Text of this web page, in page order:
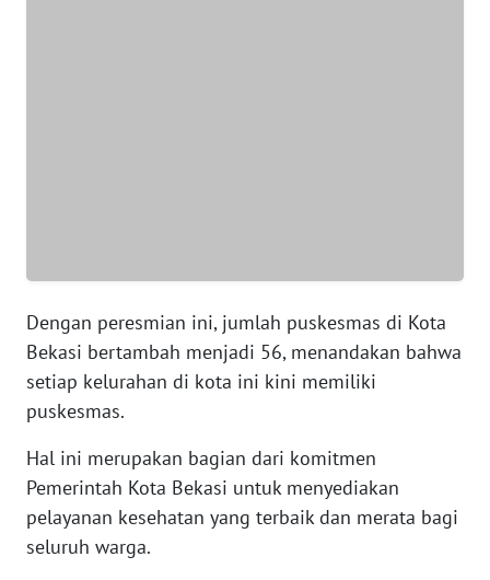
Dengan peresmian ini, jumlah puskesmas di Kota
Bekasi bertambah menjadi 56, menandakan bahwa
setiap kelurahan di kota ini kini memiliki
puskesmas.
Hal ini merupakan bagian dari komitmen
Pemerintah Kota Bekasi untuk menyediakan
pelayanan kesehatan yang terbaik dan merata bagi
seluruh warga.
WN
PAPUA
WN
BARAT
WN
RIAU